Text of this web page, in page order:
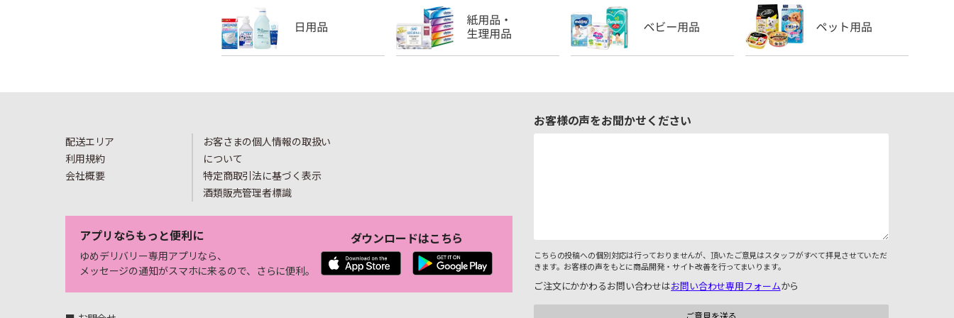
配送エリア
利用規約
会社概要
お客さまの個人情報の取扱い
について
特定商取引法に基づく表示
酒類販売管理者標識
アプリならもっと便利に
ゆめデリバリー専用アプリなら、
メッセージの通知がスマホに来るので、さらに便利。
ダウンロードはこちら
お客様の声をお聞かせください
こちらの投稿への個別対応は行っておりませんが、頂いたご意見はスタッフがすべて拝見させていただ
きます。お客様の声をもとに商品開発・サイト改善を行ってまいります。
ご注文にかかわるお問い合わせはお問い合わせ専用フォームから